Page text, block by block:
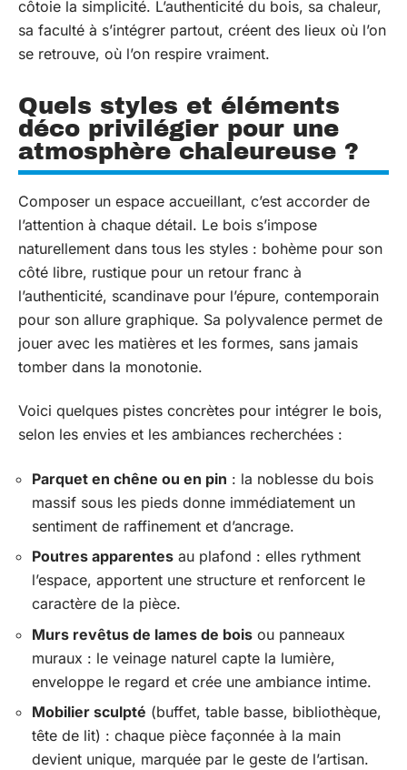
côtoie la simplicité. L’authenticité du bois, sa chaleur,
sa faculté à s’intégrer partout, créent des lieux où l’on
se retrouve, où l’on respire vraiment.
Quels styles et éléments
déco privilégier pour une
atmosphère chaleureuse ?
Composer un espace accueillant, c’est accorder de
l’attention à chaque détail. Le bois s’impose
naturellement dans tous les styles : bohème pour son
côté libre, rustique pour un retour franc à
l’authenticité, scandinave pour l’épure, contemporain
pour son allure graphique. Sa polyvalence permet de
jouer avec les matières et les formes, sans jamais
tomber dans la monotonie.
Voici quelques pistes concrètes pour intégrer le bois,
selon les envies et les ambiances recherchées :
Parquet en chêne ou en pin : la noblesse du bois
massif sous les pieds donne immédiatement un
sentiment de raffinement et d’ancrage.
Poutres apparentes au plafond : elles rythment
l’espace, apportent une structure et renforcent le
caractère de la pièce.
Murs revêtus de lames de bois ou panneaux
muraux : le veinage naturel capte la lumière,
enveloppe le regard et crée une ambiance intime.
Mobilier sculpté (buffet, table basse, bibliothèque,
tête de lit) : chaque pièce façonnée à la main
devient unique, marquée par le geste de l’artisan.